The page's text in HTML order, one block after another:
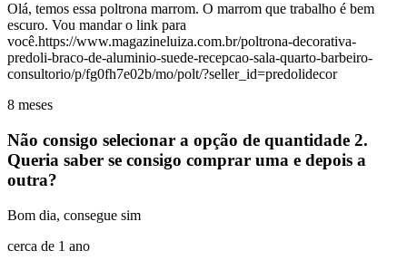
Olá, temos essa poltrona marrom. O marrom que trabalho é bem
escuro. Vou mandar o link para
você.https://www.magazineluiza.com.br/poltrona-decorativa-
predoli-braco-de-aluminio-suede-recepcao-sala-quarto-barbeiro-
consultorio/p/fg0fh7e02b/mo/polt/?seller_id=predolidecor
8 meses
Não consigo selecionar a opção de quantidade 2.
Queria saber se consigo comprar uma e depois a
outra?
Bom dia, consegue sim
cerca de 1 ano